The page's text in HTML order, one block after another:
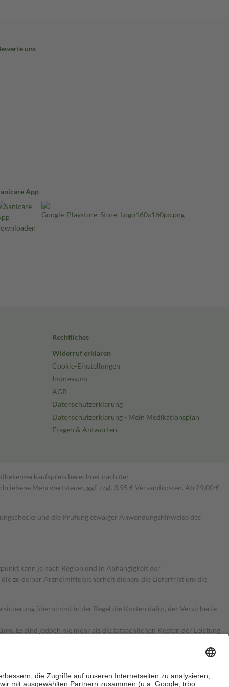
uns
App
Rechtliches
Widerruf erklären
Cookie-Einstellungen
Impressum
AGB
Datenschutzerklärung
Datenschutzerklärung - Mein Medikationsplan
Fragen & Antworten
berechnet nach der
Mehrwertsteuer, ggf. zzgl. 3,95 € Versandkosten. Ab 29,00 €
und die Prüfung etwaiger Anwendungshinweise des
kann je nach Region und in Abhängigkeit der
zu deiner Arzneimittelsicherheit dienen, die Lieferfrist um die
übernimmt in der Regel die Kosten dafür, der Versicherte
Es sind jedoch nie mehr als die tatsächlichen Kosten der Leistung
Zuzahlungen an bei: